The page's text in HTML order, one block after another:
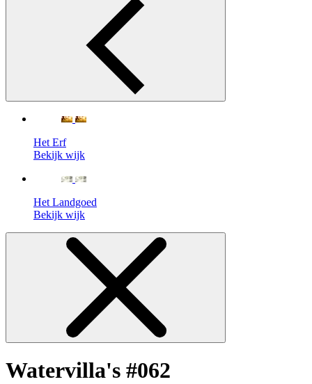
Het Erf
Bekijk wijk
Het Landgoed
Bekijk wijk
Watervilla's #062